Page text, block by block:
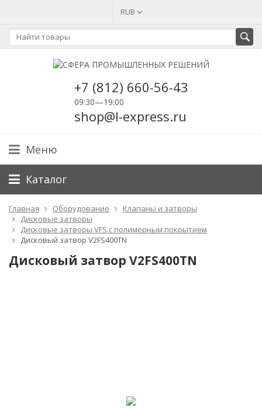
RUB
+7 (812) 660-56-43
09:30—19:00
shop@l-express.ru
Меню
Каталог
Главная Оборудование
Клапаны и затворы
Дисковые затворы
Дисковые затворы VFS c полимерным покрытием
Дисковый затвор V2FS400TN
Дисковый затвор V2FS400TN